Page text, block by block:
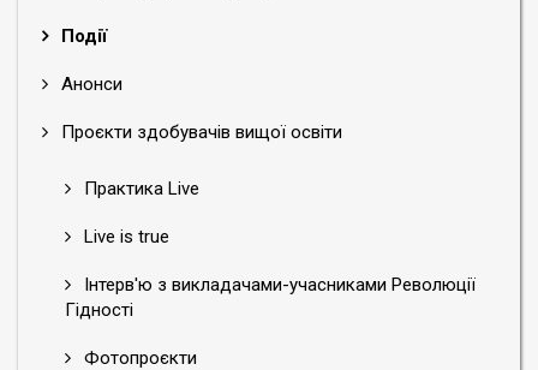
Події
Анонси
Проєкти здобувачів вищої освіти
Практика Live
Live is true
Інтерв'ю з викладачами-учасниками Революції
Гідності
Фотопроєкти